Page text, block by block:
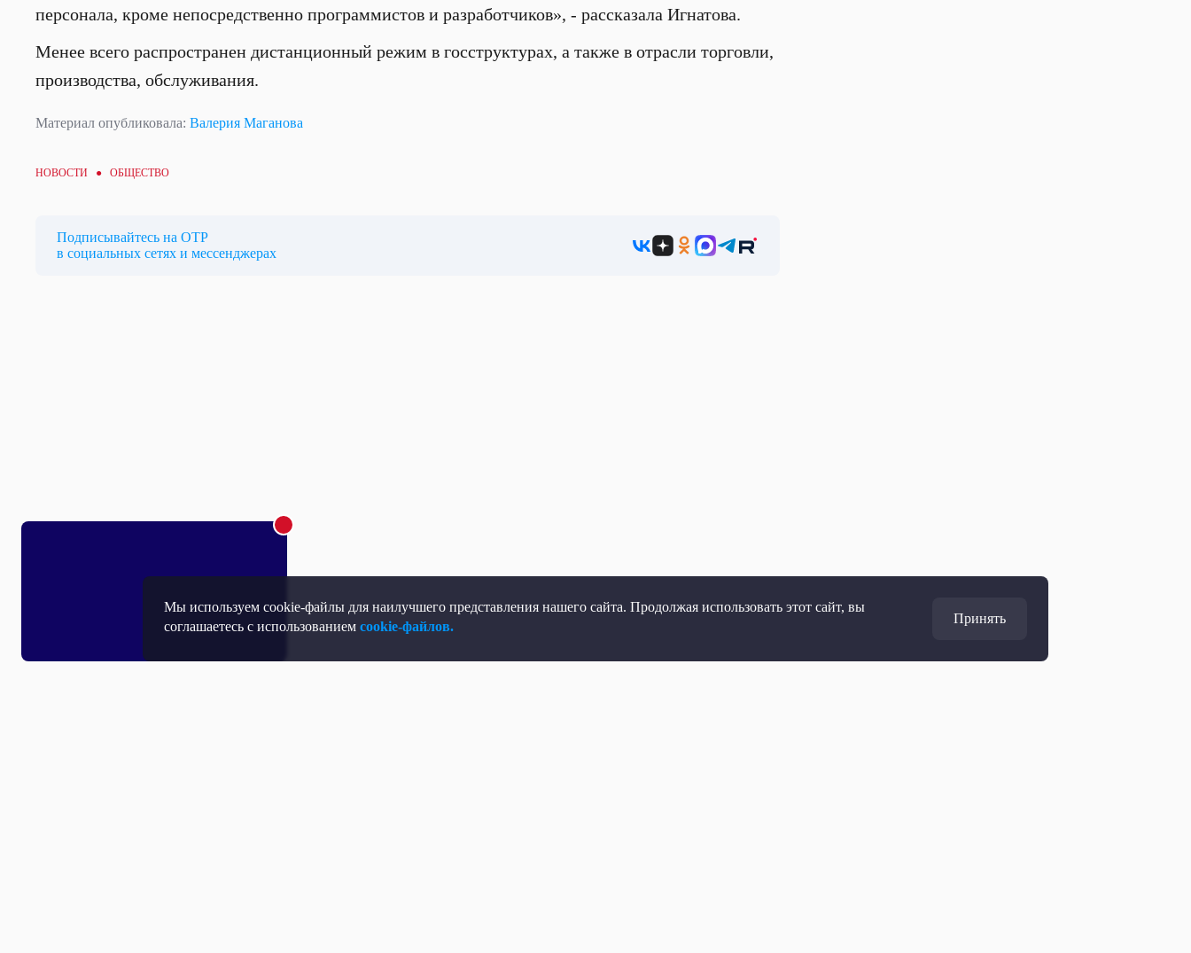
Мы используем cookie-файлы для наилучшего представления нашего сайта. Продолжая использовать этот сайт, вы
соглашаетесь с использованиемcookie-файлов.
Принять
персонала, кроме непосредственно программистов и разработчиков», - рассказала Игнатова.
Менее всего распространен дистанционный режим в госструктурах, а также в отрасли торговли,
производства, обслуживания.
Материал опубликовала: Валерия Маганова
НОВОСТИ ● ОБЩЕСТВО
Подписывайтесь на ОТР
в социальных сетях и мессенджерах